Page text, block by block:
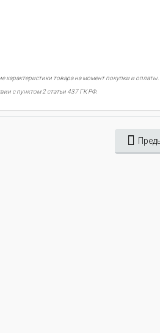
характеристики товара на момент покупки и оплаты.
с пунктом 2 статьи 437 ГК РФ.